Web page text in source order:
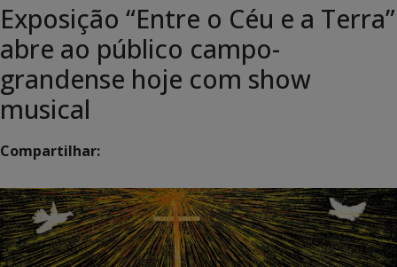
Exposição “Entre o Céu e a Terra”
abre ao público campo-
grandense hoje com show
musical
Compartilhar: